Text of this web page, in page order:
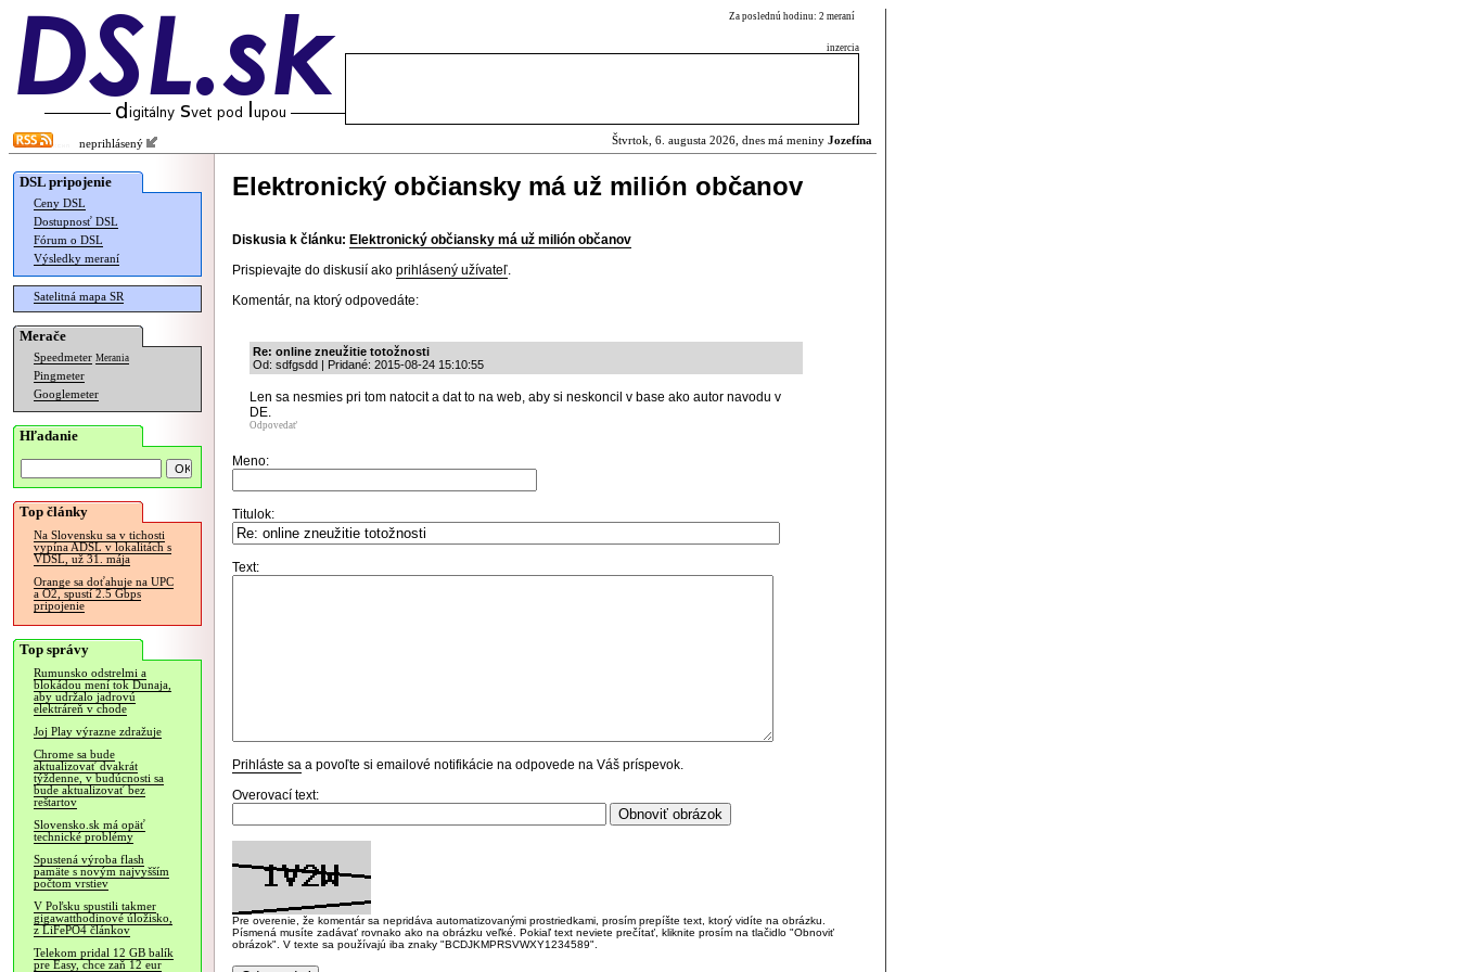
Za poslednú hodinu: 2 meraní
inzercia
neprihlásený Štvrtok, 6. augusta 2026, dnes má meniny Jozefína
DSL pripojenie
Ceny DSL
Dostupnosť DSL
Fórum o DSL
Výsledky meraní
Satelitná mapa SR
Merače
Speedmeter Merania
Pingmeter
Googlemeter
Hľadanie
Top články
Na Slovensku sa v tichosti
vypína ADSL v lokalitách s
VDSL, už 31. mája
Orange sa doťahuje na UPC
a O2, spustí 2.5 Gbps
pripojenie
Top správy
Rumunsko odstrelmi a
blokádou mení tok Dunaja,
aby udržalo jadrovú
elektráreň v chode
Joj Play výrazne zdražuje
Chrome sa bude
aktualizovať dvakrát
týždenne, v budúcnosti sa
bude aktualizovať bez
reštartov
Slovensko.sk má opäť
technické problémy
Spustená výroba flash
pamäte s novým najvyšším
počtom vrstiev
V Poľsku spustili takmer
gigawatthodinové úložisko,
z LiFePO4 článkov
Telekom pridal 12 GB balík
pre Easy, chce zaň 12 eur
Elektronický občiansky má už milión občanov
Diskusia k článku: Elektronický občiansky má už milión občanov
Prispievajte do diskusií ako prihlásený užívateľ.
Komentár, na ktorý odpovedáte:
Re: online zneužitie totožnosti
Od: sdfgsdd | Pridané: 2015-08-24 15:10:55
Len sa nesmies pri tom natocit a dat to na web, aby si neskoncil v base ako autor navodu v
DE.
Odpovedať
Meno:
Titulok:
Text:
Prihláste sa a povoľte si emailové notifikácie na odpovede na Váš príspevok.
Overovací text:
Pre overenie, že komentár sa nepridáva automatizovanými prostriedkami, prosím prepíšte text, ktorý vidíte na obrázku.
Písmená musíte zadávať rovnako ako na obrázku veľké. Pokiaľ text neviete prečítať, kliknite prosím na tlačidlo "Obnoviť
obrázok". V texte sa používajú iba znaky "BCDJKMPRSVWXY1234589".